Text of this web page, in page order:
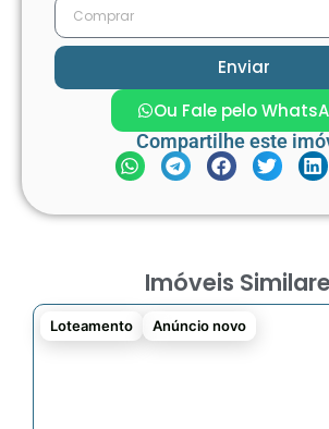
Enviar
Ou Fale pelo
Compartilhe este
Imóveis
Loteamento Anúncio novo